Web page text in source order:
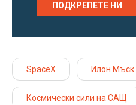
ПОДКРЕПЕТЕ НИ
SpaceX Илон Мъск
Космически сили на САЩ